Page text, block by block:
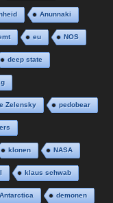
Anunnaki
eu NOS
deep state
Zelensky pedobear
klonen NASA
klaus schwab
Antarctica demonen